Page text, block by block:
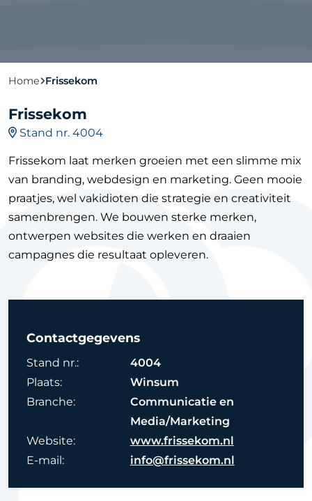
Home Frissekom
Frissekom
Stand nr. 4004
Frissekom laat merken groeien met een slimme mix
van branding, webdesign en marketing. Geen mooie
praatjes, wel vakidioten die strategie en creativiteit
samenbrengen. We bouwen sterke merken,
ontwerpen websites die werken en draaien
campagnes die resultaat opleveren.
Contactgegevens
Stand nr.:
4004
Plaats:
Winsum
Branche:
Communicatie en
Media/Marketing
Website:
www.frissekom.nl
E-mail:
info@frissekom.nl